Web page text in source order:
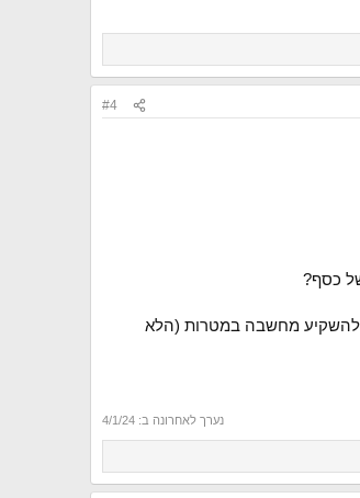
#4
כסף?
להשקיע מחשבה במטרות (הלא
נערך לאחרונה ב: 4/1/24